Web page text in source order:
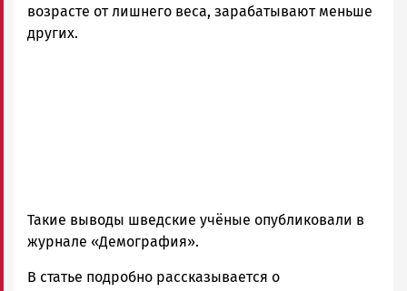
Карелии
|
возрасте от лишнего веса, зарабатывают меньше
других.
Такие выводы шведские учёные опубликовали в
журнале «Демография».
В статье подробно рассказывается о